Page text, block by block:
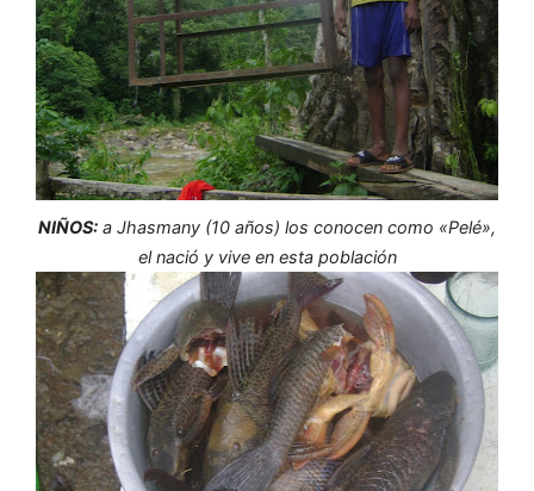
NIÑOS: a Jhasmany (10 años) los conocen como «Pelé»,
el nació y vive en esta población